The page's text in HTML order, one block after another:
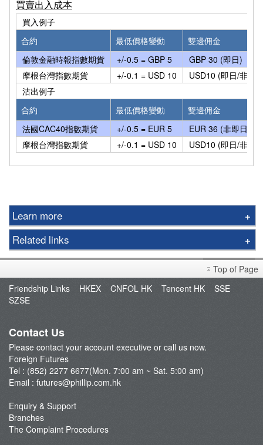
買賣出入成本
買入例子
合約
最低價格變動
雙邊佣金
倫敦金融時報指數期貨
+/-0.5 = GBP 5
GBP 30 (即日)
摩根台灣指數期貨
+/-0.1 = USD 10
USD10 (即日/非即
沽出例子
合約
最低價格變動
雙邊佣金
法國CAC40指數期貨
+/-0.5 = EUR 5
EUR 36 (非即日)
摩根台灣指數期貨
+/-0.1 = USD 10 USD10 (即日/非即
Learn more
Futures
Options
LME
FTSE China A50 Index
Currency Futures
Our Service
Trading Platform
Commentary
Important Notes
Foreign Futures Promotions
CME News
Related links
Foreign Futures Handbook
Market Brief
FAQ
Fund Management
Top of Page
Friendship Links
HKEX CNFOL HK Tencent HK
SSE
SZSE
Contact Us
Please contact your account executive or call us now.
Foreign Futures
Tel : (852) 2277 6677(Mon. 7:00 am ~ Sat. 5:00 am)
Email : futures@phillip.com.hk
Enquiry & Support
Branches
The Complaint Procedures